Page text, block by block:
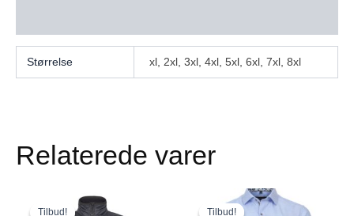
Størrelse xl, 2xl, 3xl, 4xl, 5xl, 6xl, 7xl, 8xl
Relaterede varer
Tilbud!
Tilbud!
Den
oprindelige
vare
Tilbud!
Tilbud!
Den
oprindeligeaktuelle
vare